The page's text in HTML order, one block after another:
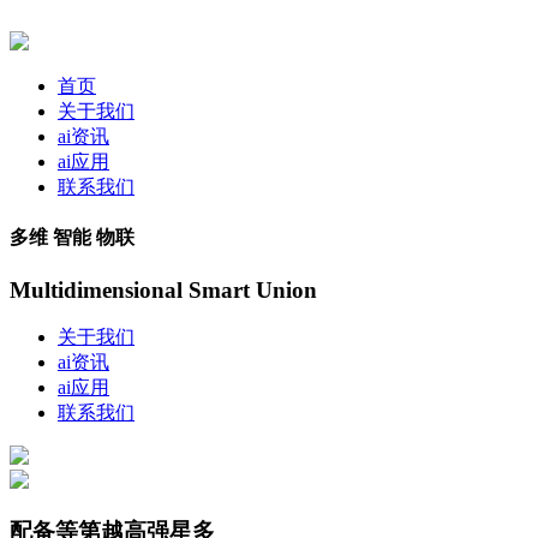
首页
关于我们
ai资讯
ai应用
联系我们
多维 智能 物联
Multidimensional Smart Union
关于我们
ai资讯
ai应用
联系我们
配备等第越高强星多